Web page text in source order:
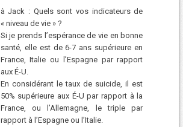
à Jack : Quels sont vos indicateurs de
« niveau de vie » ?
Si je prends l’espérance de vie en bonne
santé, elle est de 6-7 ans supérieure en
France, Italie ou l’Espagne par rapport
aux É-U.
En considérant le taux de suicide, il est
50% supérieure aux É-U par rapport à la
France, ou l’Allemagne, le triple par
rapport à l’Espagne ou l’Italie.